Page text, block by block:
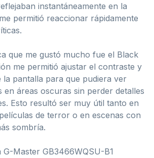
instantáneamente en la
permitió reaccionar rápidamente
que me gustó mucho fue el Black
me permitió ajustar el contraste y
la pantalla para que pudiera ver
en áreas oscuras sin perder detalles
Esto resultó ser muy útil tanto en
de terror o en escenas con
sombría.
G-Master GB3466WQSU-B1